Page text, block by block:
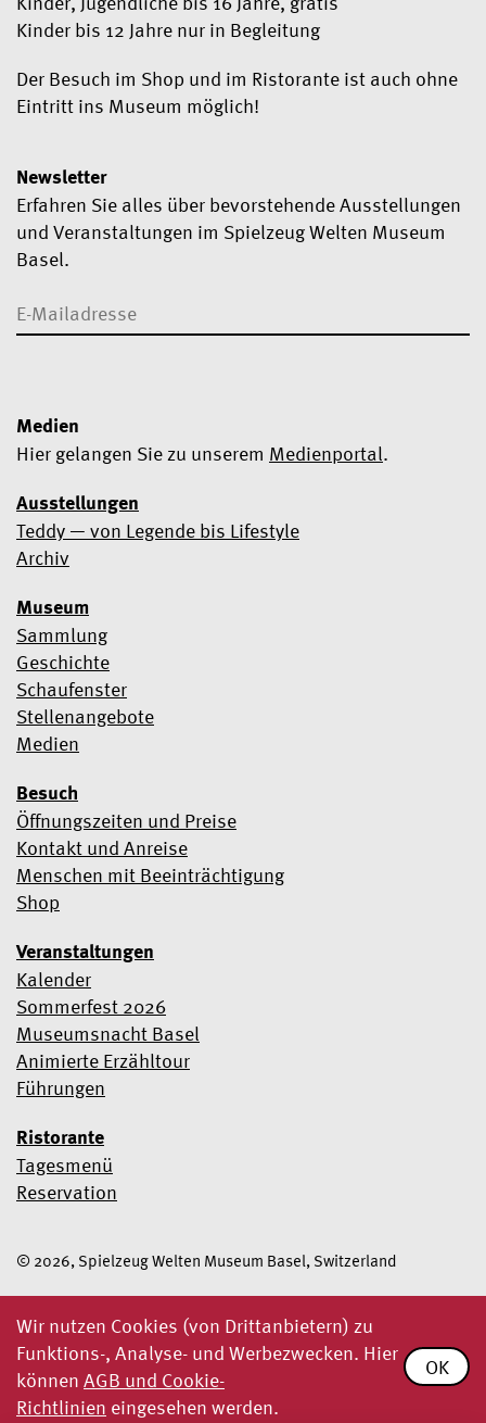
Wir nutzen Cookies (von Drittanbietern) zu
Funktions-, Analyse- und Werbezwecken. Hier
können AGB und Cookie-
Richtlinien eingesehen werden.
OK
Ausstellungen
Teddy — von Legende bis Lifestyle
Archiv
Museum
Sammlung
Geschichte
Schaufenster
Stellenangebote
Medien
Besuch
Öffnungszeiten und Preise
Kontakt und Anreise
Menschen mit Beeinträchtigung
Shop
Veranstaltungen
Kalender
Sommerfest 2026
Museumsnacht Basel
Animierte Erzähltour
Führungen
Ristorante
Tagesmenü
Reservation
Kinder bis 12 Jahre nur in Begleitung
Der Besuch im Shop und im Ristorante ist auch ohne
Eintritt ins Museum möglich!
Newsletter
Erfahren Sie alles über bevorstehende Ausstellungen
und Veranstaltungen im Spielzeug Welten Museum
Basel.
Ja, ich möchte den Newsletter abonnieren
klicken, um sich anzumelden, erklären Sie sich damit
einverstanden, dass Ihre Daten zur Verarbeitung an Mailchimp
übermittelt werden.
Datenschutzpraktiken von Mailchimp
Medien
Hier gelangen Sie zu unserem Medienportal.
© 2026, Spielzeug Welten Museum Basel, Switzerland